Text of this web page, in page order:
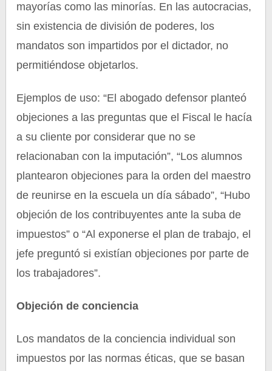
mayorías como las minorías. En las autocracias,
sin existencia de división de poderes, los
mandatos son impartidos por el dictador, no
permitiéndose objetarlos.
Ejemplos de uso: “El abogado defensor planteó
objeciones a las preguntas que el Fiscal le hacía
a su cliente por considerar que no se
relacionaban con la imputación”, “Los alumnos
plantearon objeciones para la orden del maestro
de reunirse en la escuela un día sábado”, “Hubo
objeción de los contribuyentes ante la suba de
impuestos” o “Al exponerse el plan de trabajo, el
jefe preguntó si existían objeciones por parte de
los trabajadores”.
Objeción de conciencia
Los mandatos de la conciencia individual son
impuestos por las normas éticas, que se basan